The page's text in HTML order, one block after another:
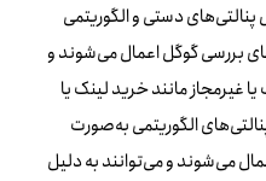
دستی و الگوریتمی
بررسی گوگل اعمال می‌شوند و
غیرمجاز مانند خرید لینک یا
الگوریتمی به‌صورت
می‌شوند و می‌توانند به دلیل